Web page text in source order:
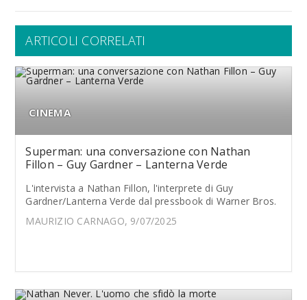
ARTICOLI CORRELATI
CINEMA
Superman: una conversazione con Nathan
Fillon – Guy Gardner – Lanterna Verde
L'intervista a Nathan Fillon, l'interprete di Guy
Gardner/Lanterna Verde dal pressbook di Warner Bros.
MAURIZIO CARNAGO, 9/07/2025